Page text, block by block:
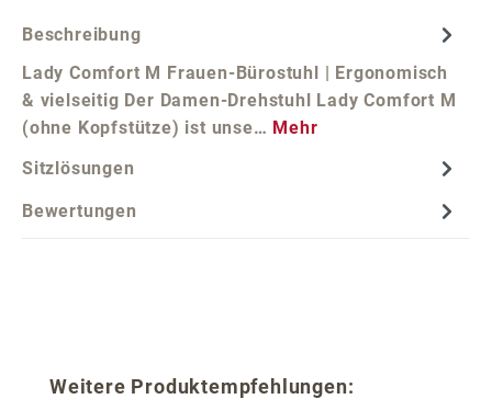
Beschreibung
Lady Comfort M Frauen-Bürostuhl | Ergonomisch
& vielseitig Der Damen-Drehstuhl Lady Comfort M
(ohne Kopfstütze) ist unse… Mehr
Sitzlösungen
Bewertungen
Produktgalerie überspringen
Weitere Produktempfehlungen: